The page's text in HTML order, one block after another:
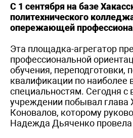
С 1 сентября на базе
политехнического
опережающей
Эта площадка-агрегатор
профессиональной
обучения, переподготовки,
квалификации по наиболее
специальностям. Сегодня с
учреждении побывал глава
Коновалов, которому
Надежда Дьяченко